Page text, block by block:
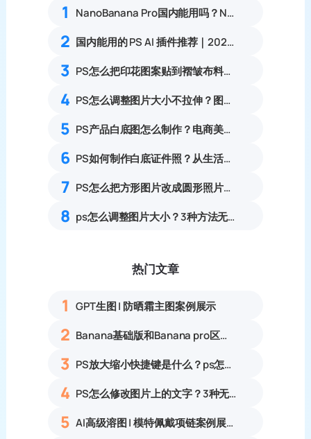
1 NanoBanana Pro国内能用吗？Nano banana使用教程
2 国内能用的 PS AI 插件推荐｜2026 4款AI插件最新实测
3 PS怎么把印花图案贴到褶皱布料上？3套服装服饰布料印花贴图完整实操教程
4 PS怎么调整图片大小不拉伸？图像大小与自由变换用法详解
5 PS产品白底图怎么制作？电商美工6步流程
6 PS如何制作白底证件照？从生活照转换成标准电子证件照步骤
7 PS怎么把方形图片改成圆形照片？椭圆选框制作圆形透明图完整教程
8 ps怎么调整图片大小？3种方法无损放大插件教程
热门文章
1 GPT生图 | 防晒霜主图案例展示
2 Banana基础版和Banana pro区别对比丨具体案例应用+使用教程
3 PS放大缩小快捷键是什么？ps怎么把图片拉大拉小？
4 PS怎么修改图片上的文字？3种无痕改字方法，新手也能搞定
5 AI高级溶图 | 模特佩戴项链案例展示